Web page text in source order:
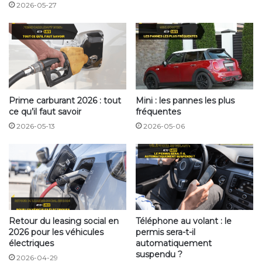
Voyant anomalie de transmission : problème lié à la
un dysfonctionnement de la boîte de vitesses, un
problème de capteurs ou d’embrayage dont il
nécessite une visite chez le garagiste.
Voyant batterie:la batterie ne se recharge plus
correctement, un problème est lié à l’alternateur ou le
régulateur de tension. Il est nécessaire de se rendre
rapidement au garage pour éviter une panne totale
2026-05-27
Prime carburant 2026 : tout
ce qu’il faut savoir
2026-05-13
Mini : les pannes les plus
fréquentes
2026-05-06
Retour du leasing social en
2026 pour les véhicules
électriques
2026-04-29
Téléphone au volant : le
permis sera-t-il
automatiquement
suspendu ?